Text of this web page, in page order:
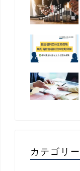
カテゴリー